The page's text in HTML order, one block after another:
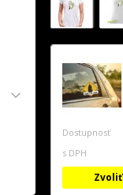
Dostupnosť
s DPH